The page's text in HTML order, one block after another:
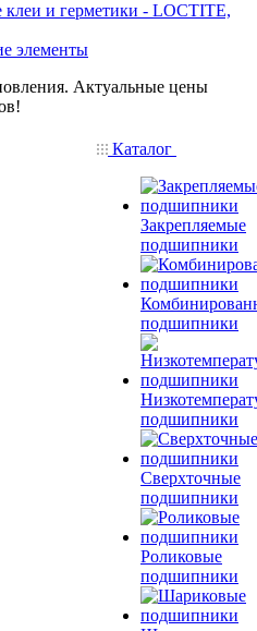
и герметики - LOCTITE,
элементы
Актуальные цены
Каталог
Закрепляемые
подшипники
подшипники
подшипники
Сверхточные
подшипники
Роликовые
подшипники